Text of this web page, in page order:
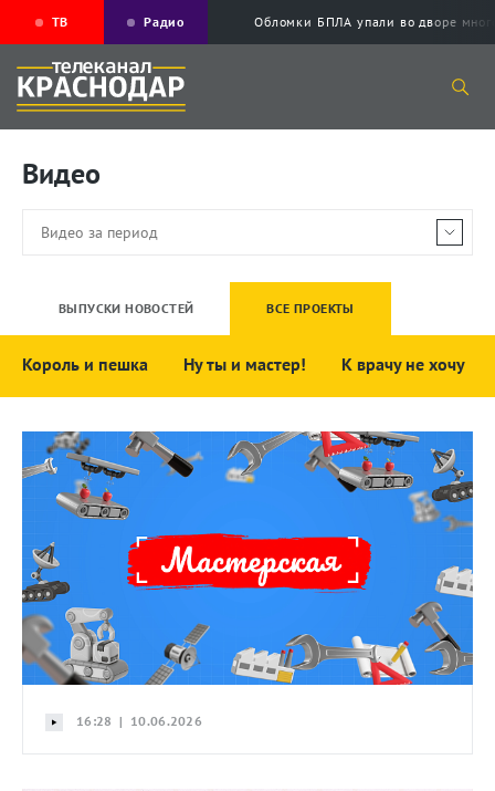
ТВ Радио Обломки БПЛА упали во дворе
Видео
ВЫПУСКИ НОВОСТЕЙ ВСЕ ПРОЕКТЫ
Король и пешка Ну ты и мастер! К врачу не хочу
16:28 | 10.06.2026